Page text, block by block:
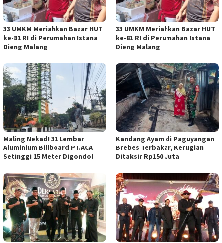
33 UMKM Meriahkan Bazar HUT
ke-81 RI di Perumahan Istana
Dieng Malang
33 UMKM Meriahkan Bazar HUT
ke-81 RI di Perumahan Istana
Dieng Malang
Maling Nekad! 31 Lembar
Aluminium Billboard PT.ACA
Setinggi 15 Meter Digondol
Kandang Ayam di Paguyangan
Brebes Terbakar, Kerugian
Ditaksir Rp150 Juta